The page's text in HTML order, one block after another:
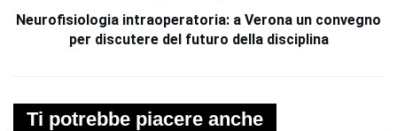
Neurofisiologia intraoperatoria: a Verona un convegno
per discutere del futuro della disciplina
Ti potrebbe piacere anche